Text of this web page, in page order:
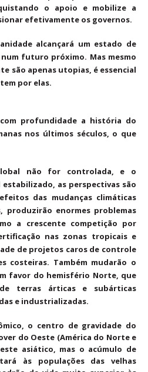
o apoio e mobilize a
efetivamente os governos.
alcançará um estado de
futuro próximo. Mas mesmo
são apenas utopias, é essencial
por elas.
profundidade a história do
nos últimos séculos, o que
não for controlada, e o
as perspectivas são
das mudanças climáticas
produzirão enormes problemas
a crescente competição por
nas zonas tropicais e
de projetos caros de controle
costeiras. Também mudarão o
favor do hemisfério Norte, que
terras árticas e subárticas
e industrializadas.
o centro de gravidade do
do Oeste (América do Norte e
asiático, mas o acúmulo de
às populações das velhas